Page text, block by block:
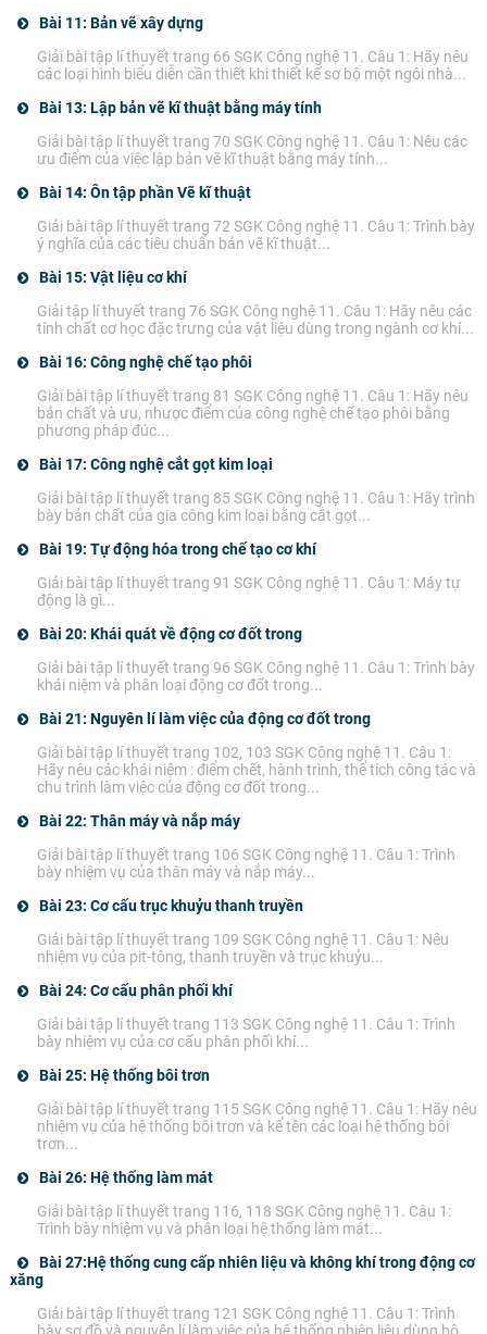
Bài 11: Bản vẽ xây dựng
Giải bài tập lí thuyết trang 66 SGK Công nghệ 11. Câu 1: Hãy nêu
các loại hình biểu diễn cần thiết khi thiết kế sơ bộ một ngôi nhà...
Bài 13: Lập bản vẽ kĩ thuật bằng máy tính
Giải bài tập lí thuyết trang 70 SGK Công nghệ 11. Câu 1: Nêu các
ưu điểm của việc lập bản vẽ kĩ thuật bằng máy tính...
Bài 14: Ôn tập phần Vẽ kĩ thuật
Giải bài tập lí thuyết trang 72 SGK Công nghệ 11. Câu 1: Trình bày
ý nghĩa của các tiêu chuẩn bản vẽ kĩ thuật...
Bài 15: Vật liệu cơ khí
Giải tập lí thuyết trang 76 SGK Công nghệ 11. Câu 1: Hãy nêu các
tính chất cơ học đặc trưng của vật liệu dùng trong ngành cơ khí...
Bài 16: Công nghệ chế tạo phôi
Giải bài tập lí thuyết trang 81 SGK Công nghệ 11. Câu 1: Hãy nêu
bản chất và ưu, nhược điểm của công nghệ chế tạo phôi bằng
phương pháp đúc...
Bài 17: Công nghệ cắt gọt kim loại
Giải bài tập lí thuyết trang 85 SGK Công nghệ 11. Câu 1: Hãy trình
bày bản chất của gia công kim loại bằng cắt gọt...
Bài 19: Tự động hóa trong chế tạo cơ khí
Giải bài tập lí thuyết trang 91 SGK Công nghệ 11. Câu 1: Máy tự
động là gì...
Bài 20: Khái quát về động cơ đốt trong
Giải bài tập lí thuyết trang 96 SGK Công nghệ 11. Câu 1: Trình bày
khái niệm và phân loại động cơ đốt trong...
Bài 21: Nguyên lí làm việc của động cơ đốt trong
Giải bài tập lí thuyết trang 102, 103 SGK Công nghệ 11. Câu 1:
Hãy nêu các khái niệm : điểm chết, hành trình, thể tích công tác và
chu trình làm việc của động cơ đốt trong...
Bài 22: Thân máy và nắp máy
Giải bài tập lí thuyết trang 106 SGK Công nghệ 11. Câu 1: Trình
bày nhiệm vụ của thân máy và nắp máy...
Bài 23: Cơ cấu trục khuỷu thanh truyền
Giải bài tập lí thuyết trang 109 SGK Công nghệ 11. Câu 1: Nêu
nhiệm vụ của pit-tông, thanh truyền và trục khuỷu...
Bài 24: Cơ cấu phân phối khí
Giải bài tập lí thuyết trang 113 SGK Công nghệ 11. Câu 1: Trình
bày nhiệm vụ của cơ cấu phân phối khí...
Bài 25: Hệ thống bôi trơn
Giải bài tập lí thuyết trang 115 SGK Công nghệ 11. Câu 1: Hãy nêu
nhiệm vụ của hệ thống bôi trơn và kể tên các loại hệ thống bôi
trơn...
Bài 26: Hệ thống làm mát
Giải bài tập lí thuyết trang 116, 118 SGK Công nghệ 11. Câu 1:
Trình bày nhiệm vụ và phân loại hệ thống làm mát...
Bài 27:Hệ thống cung cấp nhiên liệu và không khí trong động cơ
xăng
Giải bài tập lí thuyết trang 121 SGK Công nghệ 11. Câu 1: Trình